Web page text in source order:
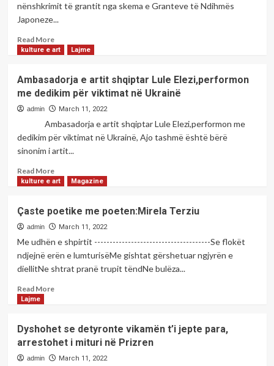
mundshme</strong>
nënshkrimit të grantit nga skema e Granteve të Ndihmës
Japoneze...
Read MoreRead
more
e
Japnisë
ndan
rreth
mijë
euro
Renovimin
e
Nashec</strong>
kulture e art Lajme
Ambasadorja e artit shqiptar Lule Elezi,performon
me dedikim për viktimat në Ukrainë
admin March 11, 2022
Ambasadorja e artit shqiptar Lule Elezi,performon me
dedikim për viktimat në Ukrainë, Ajo tashmë është bërë
sinonim i artit...
Read MoreRead
more
e
artit
shqiptar
Lule
me
Ukrainë
kulture e art Magazine
Çaste poetike me poeten:Mirela Terziu
admin March 11, 2022
Me udhën e shpirtit --------------------------------------Se flokët
ndjejnë erën e lumturisëMe gishtat gërshetuar ngjyrën e
diellitNe shtrat pranë trupit tëndNe bulëza...
Read MoreRead
poetike
me
poeten:Mirela
Lajme
Dyshohet se detyronte vikamën t’i jepte para,
arrestohet i mituri në Prizren
admin March 11, 2022